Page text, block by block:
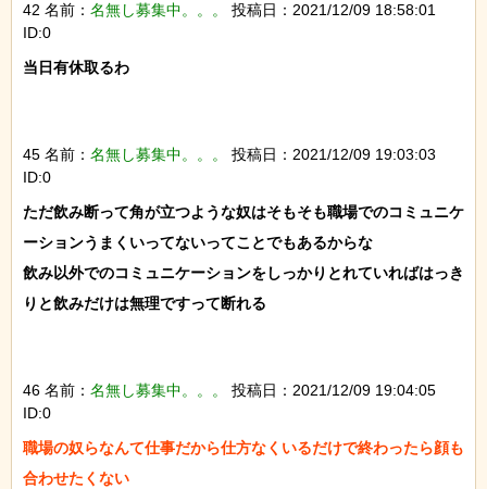
42 名前： 名無し募集中。。。
投稿日：2021/12/09 18:58:01
ID:0
当日有休取るわ
45 名前： 名無し募集中。。。
投稿日：2021/12/09 19:03:03
ID:0
ただ飲み断って角が立つような奴はそもそも職場でのコミュニケ
ーションうまくいってないってことでもあるからな
飲み以外でのコミュニケーションをしっかりとれていればはっき
りと飲みだけは無理ですって断れる
46 名前： 名無し募集中。。。
投稿日：2021/12/09 19:04:05
ID:0
職場の奴らなんて仕事だから仕方なくいるだけで終わったら顔も
合わせたくない